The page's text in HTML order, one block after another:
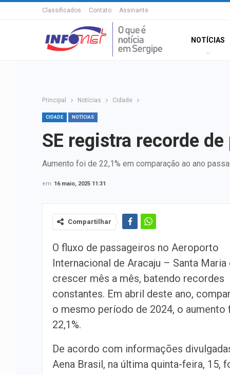
Classificados Contato Assinante
NOTÍCIAS
Principal Notícias Cidade
CIDADE NOTÍCIAS
SE registra recorde
Aumento foi de 22,1% em comparação ao ano
em 16 maio, 2025 11:31
Compartilhar
O fluxo de passageiros no Aeroporto
Internacional de Aracaju – Santa Maria
crescer mês a mês, batendo recordes
constantes. Em abril deste ano,
o mesmo período de 2024, o aumento
22,1%.
De acordo com informações
Aena Brasil, na última quinta-feira, 15,